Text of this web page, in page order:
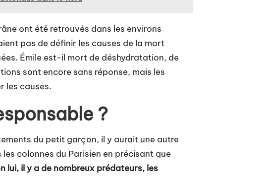
ont été retrouvés dans les environs
pas de définir les causes de la mort
Émile est-il mort de déshydratation, de
sont encore sans réponse, mais les
les causes.
?
du petit garçon, il y aurait une autre
colonnes du Parisien en précisant que
lui, il y a de nombreux prédateurs, les